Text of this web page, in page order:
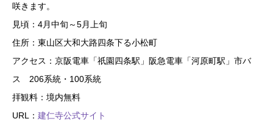
咲きます。
見頃：4月中旬～5月上旬
住所：東山区大和大路四条下る小松町
アクセス：京阪電車「祇園四条駅」阪急電車「河原町駅」市バ
ス 206系統・100系統
拝観料：境内無料
URL： 建仁寺公式サイト